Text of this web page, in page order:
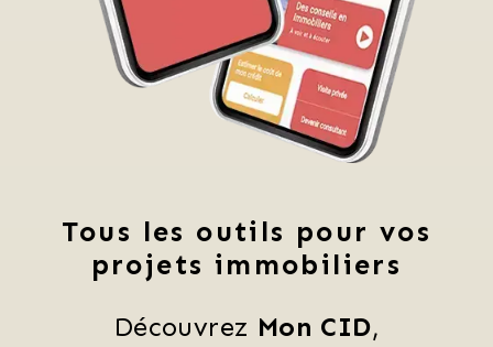
Tous les outils pour vos
projets immobiliers
Découvrez Mon CID,